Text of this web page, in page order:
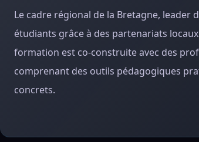
Le cadre régional de la Bretagne,
étudiants grâce à des partenariats
formation est co-construite avec des
comprenant des outils pédagogiques
concrets.